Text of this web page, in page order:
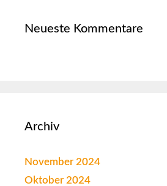
Neueste Kommentare
Archiv
November 2024
Oktober 2024